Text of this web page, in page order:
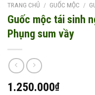
TRANG CHỦ / GUỐC MỘC /
Guốc mộc tái sinh
Phụng sum vầy
1.250.000₫